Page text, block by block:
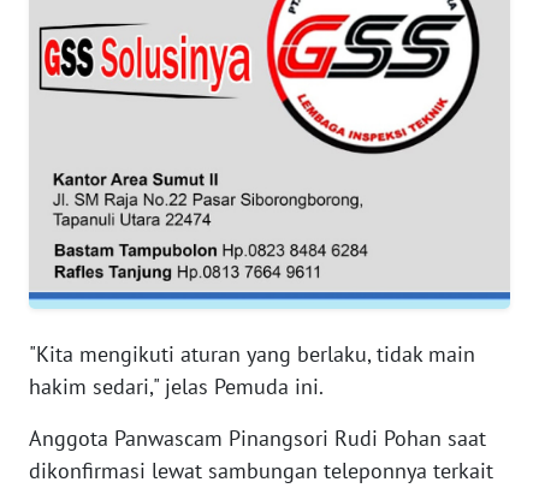
"Kita mengikuti aturan yang berlaku, tidak main
hakim sedari," jelas Pemuda ini.
Anggota Panwascam Pinangsori Rudi Pohan saat
dikonfirmasi lewat sambungan teleponnya terkait
NTT
WN
PAPUA
WN
PAPUA
WN
WN